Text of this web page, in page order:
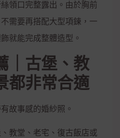
領口完整露出。由於胸前
需要再搭配大型項鍊，一
就能完成整體造型。
｜古堡、教
都非常合適
故事感的婚紗照。
教堂、老宅、復古飯店或